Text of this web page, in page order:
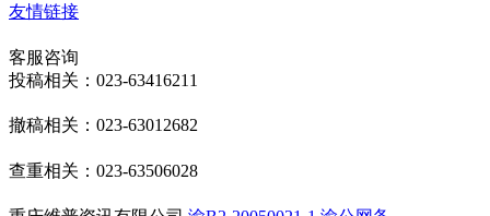
友情链接
客服咨询
投稿相关：023-63416211
撤稿相关：023-63012682
查重相关：023-63506028